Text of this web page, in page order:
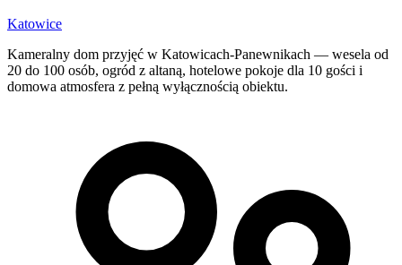
Katowice
Kameralny dom przyjęć w Katowicach-Panewnikach — wesela od
20 do 100 osób, ogród z altaną, hotelowe pokoje dla 10 gości i
domowa atmosfera z pełną wyłącznością obiektu.